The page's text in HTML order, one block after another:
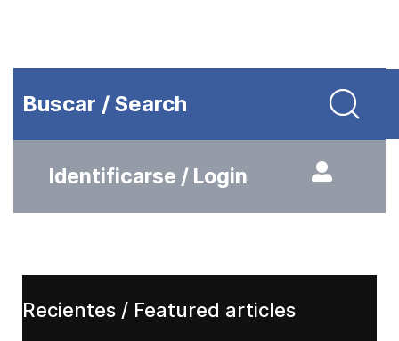
Buscar / Search
Identificarse / Login
Recientes / Featured articles